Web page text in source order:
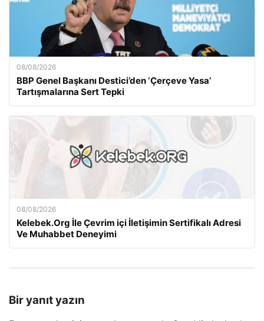
08/08/2026
BBP Genel Başkanı Destici’den ‘Çerçeve Yasa’
Tartışmalarına Sert Tepki
08/08/2026
Kelebek.Org İle Çevrim içi İletişimin Sertifikalı Adresi
Ve Muhabbet Deneyimi
Bir yanıt yazın